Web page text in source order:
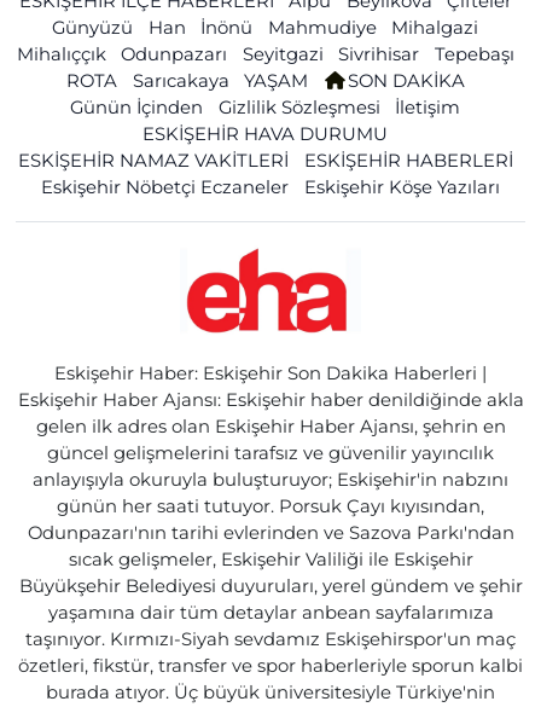
Günyüzü
Han İnönü Mahmudiye
Mihalgazi
Mihalıççık
Odunpazarı Seyitgazi Sivrihisar
Tepebaşı
ROTA
Sarıcakaya YAŞAM
SON DAKİKA
Günün İçinden
Gizlilik Sözleşmesi
İletişim
ESKİŞEHİR HAVA DURUMU
ESKİŞEHİR NAMAZ VAKİTLERİ
ESKİŞEHİR HABERLERİ
Eskişehir Nöbetçi Eczaneler
Eskişehir Köşe Yazıları
Eskişehir Haber: Eskişehir Son Dakika Haberleri |
Eskişehir Haber Ajansı: Eskişehir haber denildiğinde akla
gelen ilk adres olan Eskişehir Haber Ajansı, şehrin en
güncel gelişmelerini tarafsız ve güvenilir yayıncılık
anlayışıyla okuruyla buluşturuyor; Eskişehir'in nabzını
günün her saati tutuyor. Porsuk Çayı kıyısından,
Odunpazarı'nın tarihi evlerinden ve Sazova Parkı'ndan
sıcak gelişmeler, Eskişehir Valiliği ile Eskişehir
Büyükşehir Belediyesi duyuruları, yerel gündem ve şehir
yaşamına dair tüm detaylar anbean sayfalarımıza
taşınıyor. Kırmızı-Siyah sevdamız Eskişehirspor'un maç
özetleri, fikstür, transfer ve spor haberleriyle sporun kalbi
burada atıyor. Üç büyük üniversitesiyle Türkiye'nin